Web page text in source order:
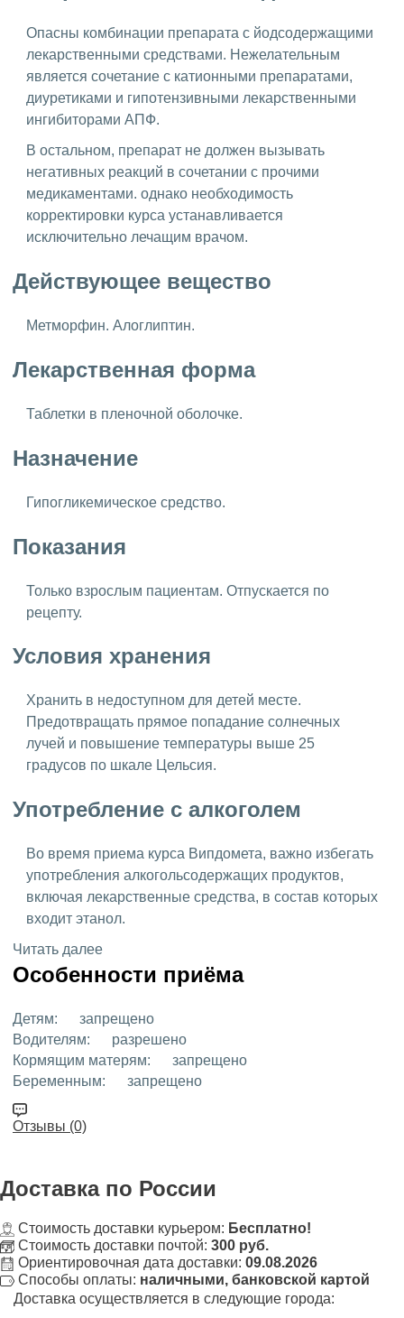
Опасны комбинации препарата с йодсодержащими
лекарственными средствами. Нежелательным
является сочетание с катионными препаратами,
диуретиками и гипотензивными лекарственными
ингибиторами АПФ.
В остальном, препарат не должен вызывать
негативных реакций в сочетании с прочими
медикаментами. однако необходимость
корректировки курса устанавливается
исключительно лечащим врачом.
Действующее вещество
Метморфин. Алоглиптин.
Лекарственная форма
Таблетки в пленочной оболочке.
Назначение
Гипогликемическое средство.
Показания
Только взрослым пациентам. Отпускается по
рецепту.
Условия хранения
Хранить в недоступном для детей месте.
Предотвращать прямое попадание солнечных
лучей и повышение температуры выше 25
градусов по шкале Цельсия.
Употребление с алкоголем
Во время приема курса Випдомета, важно избегать
употребления алкогольсодержащих продуктов,
включая лекарственные средства, в состав которых
входит этанол.
Читать далее
Особенности приёма
Детям:
запрещено
Водителям:
разрешено
Кормящим матерям:
запрещено
Беременным:
запрещено
Отзывы (0)
Доставка по России
Стоимость доставки курьером: Бесплатно!
Стоимость доставки почтой: 300 руб.
Ориентировочная дата доставки: 09.08.2026
Способы оплаты: наличными, банковской картой
Доставка осуществляется в следующие города: